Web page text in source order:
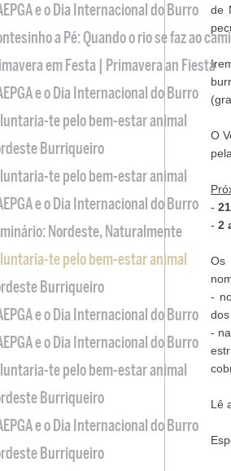
de
O
-
- 2
Os
-
-
Lê
e o Dia Internacional do Burro
a Pé: Quando o rio se faz ao
em Festa | Primavera an Fiesta
e o Dia Internacional do Burro
te pelo bem-estar animal
Burriqueiro
te pelo bem-estar animal
e o Dia Internacional do Burro
Nordeste, Naturalmente
te pelo bem-estar animal
Burriqueiro
e o Dia Internacional do Burro
e o Dia Internacional do Burro
te pelo bem-estar animal
Burriqueiro
e o Dia Internacional do Burro
Burriqueiro